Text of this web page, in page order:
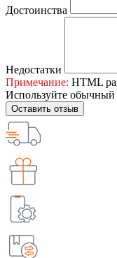
Достоинства
Недостатки
Примечание: HTML
Используйте обычный
Оставить отзыв